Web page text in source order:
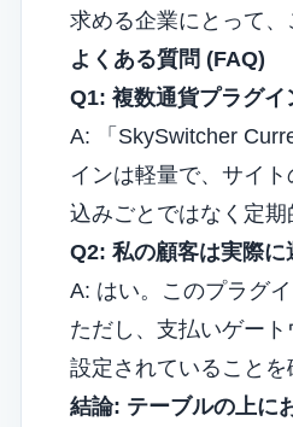
求める企業にとって、
よくある質問 (FAQ)
Q1: 複数通貨プラグ
A: 「SkySwitcher
インは軽量で、サイ
込みごとではなく定
Q2: 私の顧客は実際
A: はい。このプラグ
ただし、支払いゲー
設定されていることを
結論: テーブルの上に